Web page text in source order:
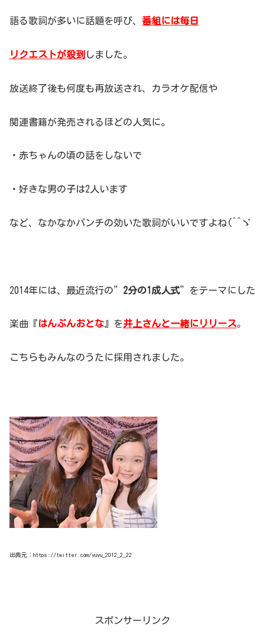
語る歌詞が多いに話題を呼び、 番組には毎日
リクエストが殺到 しました。
放送終了後も何度も再放送され、カラオケ配信や
関連書籍が発売されるほどの人気に。
・赤ちゃんの頃の話をしないで
・好きな男の子は2人います
など、なかなかパンチの効いた歌詞がいいですよね(^^ゞ
2014年には、最近流行の” 2分の1成人式”をテーマにした
楽曲『はんぶんおとな』を井上さんと一緒にリリース。
こちらもみんなのうたに採用されました。
出典元：https://twitter.com/yuyu_2012_2_22
スポンサーリンク